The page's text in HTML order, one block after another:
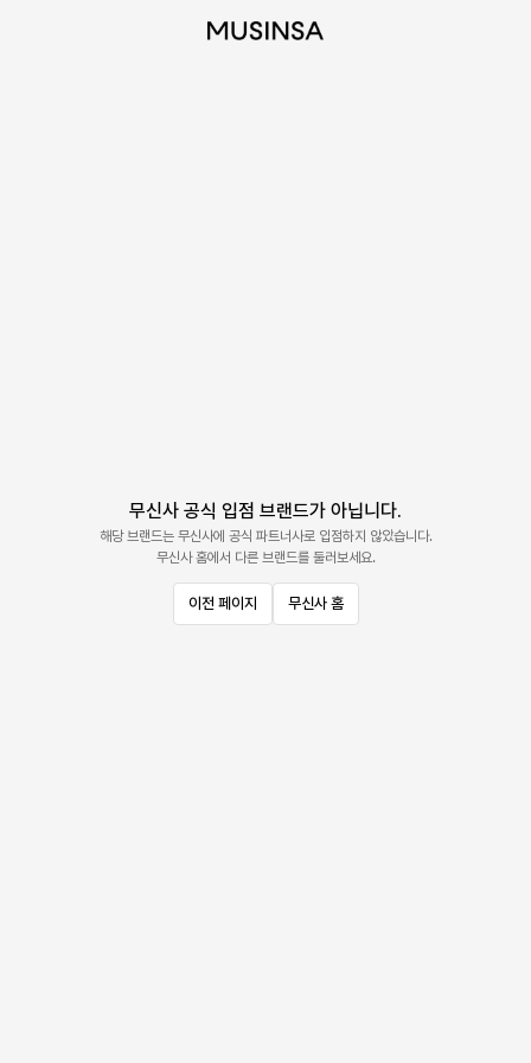
무신사 공식 입점 브랜드가 아닙니다.
해당 브랜드는 무신사에 공식 파트너사로 입점하지 않았습니다.
무신사 홈에서 다른 브랜드를 둘러보세요.
이전 페이지 무신사 홈